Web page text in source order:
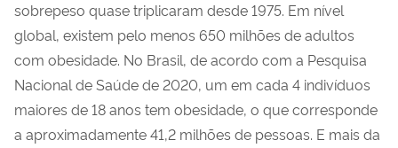
sobrepeso quase triplicaram desde 1975. Em nível
global, existem pelo menos 650 milhões deadultos
com obesidade. No Brasil, de acordo com a Pesquisa
Nacional de Saúde de 2020, um em cada 4 indivíduos
maiores de 18 anos tem obesidade, o que corresponde
a aproximadamente 41,2 milhões de pessoas. E mais da